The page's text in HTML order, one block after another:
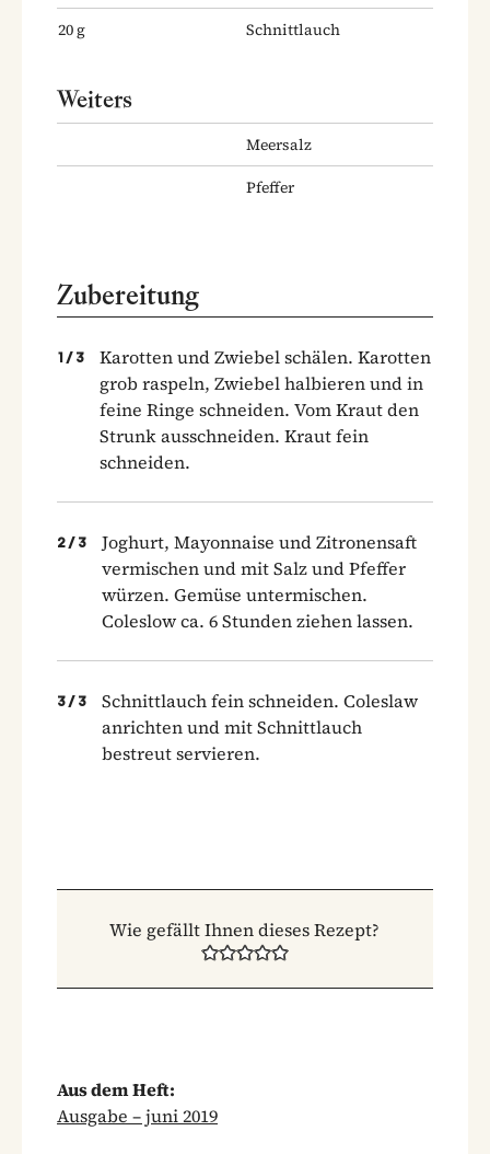
20g Schnittlauch
Weiters
Meersalz
Pfeffer
Zubereitung
1 / 3
Karotten und Zwiebel schälen. Karotten
grob raspeln, Zwiebel halbieren und in
feine Ringe schneiden. Vom Kraut den
Strunk ausschneiden. Kraut fein
schneiden.
2/ 3
Joghurt, Mayonnaise und Zitronensaft
vermischen und mit Salz und Pfeffer
würzen. Gemüse untermischen.
Coleslow ca. 6 Stunden ziehen lassen.
3/ 3
Schnittlauch fein schneiden. Coleslaw
anrichten und mit Schnittlauch
bestreut servieren.
Wie gefällt Ihnen dieses Rezept?
Aus dem Heft:
Ausgabe – juni 2019